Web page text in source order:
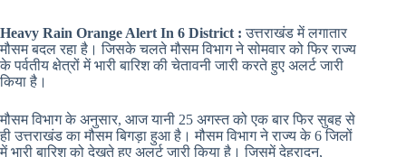
Heavy Rain Orange Alert In 6 District :उत्तराखंड में लगातार
मौसम बदल रहा है। जिसके चलते मौसम विभाग ने सोमवार को फिर राज्य
के पर्वतीय क्षेत्रों में भारी बारिश की चेतावनी जारी करते हुए अलर्ट जारी
किया है।
मौसम विभाग के अनुसार, आज यानी 25 अगस्त को एक बार फिर सुबह से
ही उत्तराखंड का मौसम बिगड़ा हुआ है। मौसम विभाग ने राज्य के 6 जिलों
में भारी बारिश को देखते हुए अलर्ट जारी किया है। जिसमें देहरादून,